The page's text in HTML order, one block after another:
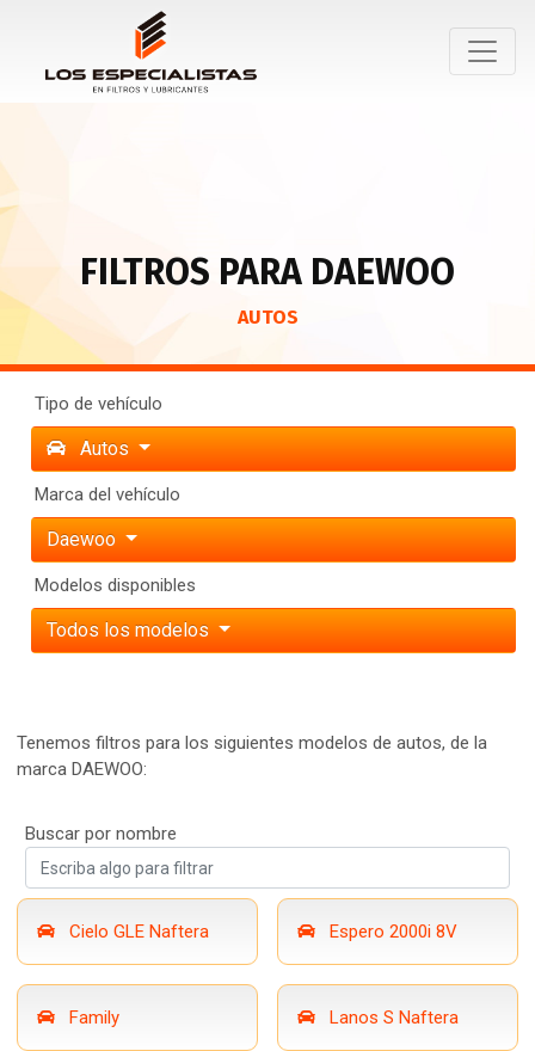
FILTROS PARA DAEWOO
AUTOS
Tipo de vehículo
Autos
Marca del vehículo
Daewoo
Modelos disponibles
Todos los modelos
Tenemos filtros para los siguientes modelos de autos, de la
marca DAEWOO:
Buscar por nombre
Cielo GLE Naftera Espero 2000i 8V
Family Lanos S Naftera